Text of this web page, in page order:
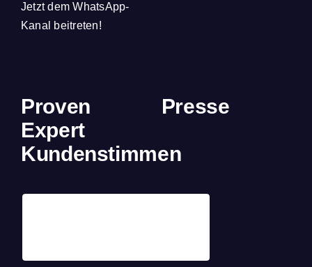
Jetzt dem WhatsApp-
Kanal beitreten!
Proven
Expert
Kundenstimmen
Presse